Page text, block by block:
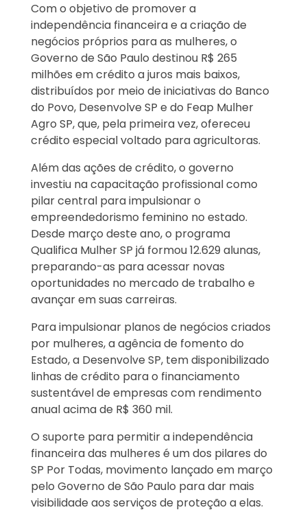
Com o objetivo de promover a
independência financeira e a criação de
negócios próprios para as mulheres, o
Governo de São Paulo destinou R$ 265
milhões em crédito a juros mais baixos,
distribuídos por meio de iniciativas do Banco
do Povo, Desenvolve SP e do Feap Mulher
Agro SP, que, pela primeira vez, ofereceu
crédito especial voltado para agricultoras.
Além das ações de crédito, o governo
investiu na capacitação profissional como
pilar central para impulsionar o
empreendedorismo feminino no estado.
Desde março deste ano, o programa
Qualifica Mulher SP já formou 12.629 alunas,
preparando-as para acessar novas
oportunidades no mercado de trabalho e
avançar em suas carreiras.
Para impulsionar planos de negócios criados
por mulheres, a agência de fomento do
Estado, a Desenvolve SP, tem disponibilizado
linhas de crédito para o financiamento
sustentável de empresas com rendimento
anual acima de R$ 360 mil.
O suporte para permitir a independência
financeira das mulheres é um dos pilares do
SP Por Todas, movimento lançado em março
pelo Governo de São Paulo para dar mais
visibilidade aos serviços de proteção a elas.